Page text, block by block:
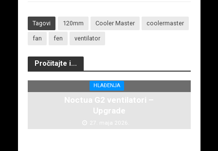
Tagovi 120mm Cooler Master coolermaster
fan fen ventilator
Pročitajte i...
HLAĐENJA
Noctua G2 ventilatori –
Upgrade
27. maja 2026.